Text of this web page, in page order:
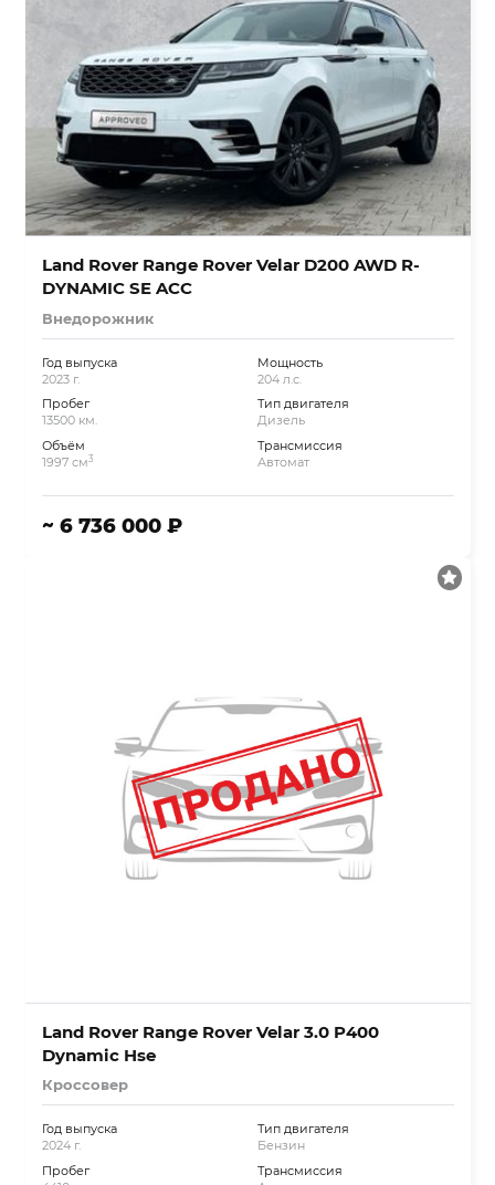
Land Rover Range Rover Velar D200 AWD R-
DYNAMIC SE ACC
Внедорожник
Год выпуска
2023 г.
Пробег
13500 км.
Объём
1997 см3
Мощность
204 л.с.
Тип двигателя
Дизель
Трансмиссия
Автомат
~ 6 736 000 ₽
Land Rover Range Rover Velar 3.0 P400
Dynamic Hse
Кроссовер
Год выпуска
2024 г.
Пробег
Тип двигателя
Бензин
Трансмиссия